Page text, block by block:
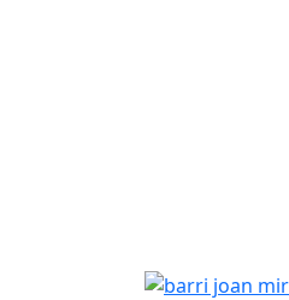
barri joan miro